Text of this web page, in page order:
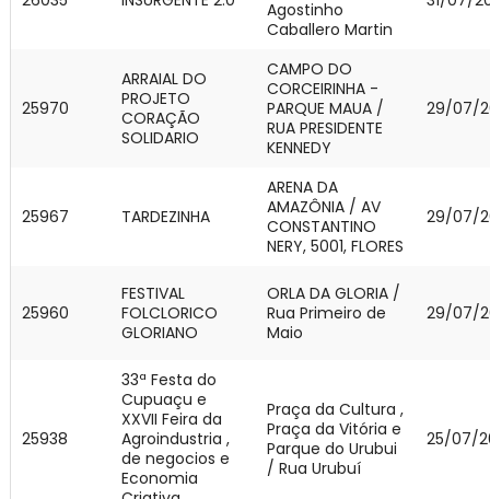
Agostinho
Caballero Martin
25970
ARRAIAL DO
PROJETO
CORAÇÃO
SOLIDARIO
CAMPO DO
CORCEIRINHA -
PARQUE MAUA /
RUA PRESIDENTE
KENNEDY
29/07/
25967 TARDEZINHA
ARENA DA
AMAZÔNIA / AV
CONSTANTINO
NERY, 5001, FLORES
29/07/
25960
FESTIVAL
FOLCLORICO
GLORIANO
ORLA DA GLORIA /
Rua Primeiro de
Maio
29/07/
25938
33ª Festa do
Cupuaçu e
XXVII Feira da
Agroindustria ,
de negocios e
Economia
Praça da Cultura ,
Praça da Vitória e
Parque do Urubui
/ Rua Urubuí
25/07/